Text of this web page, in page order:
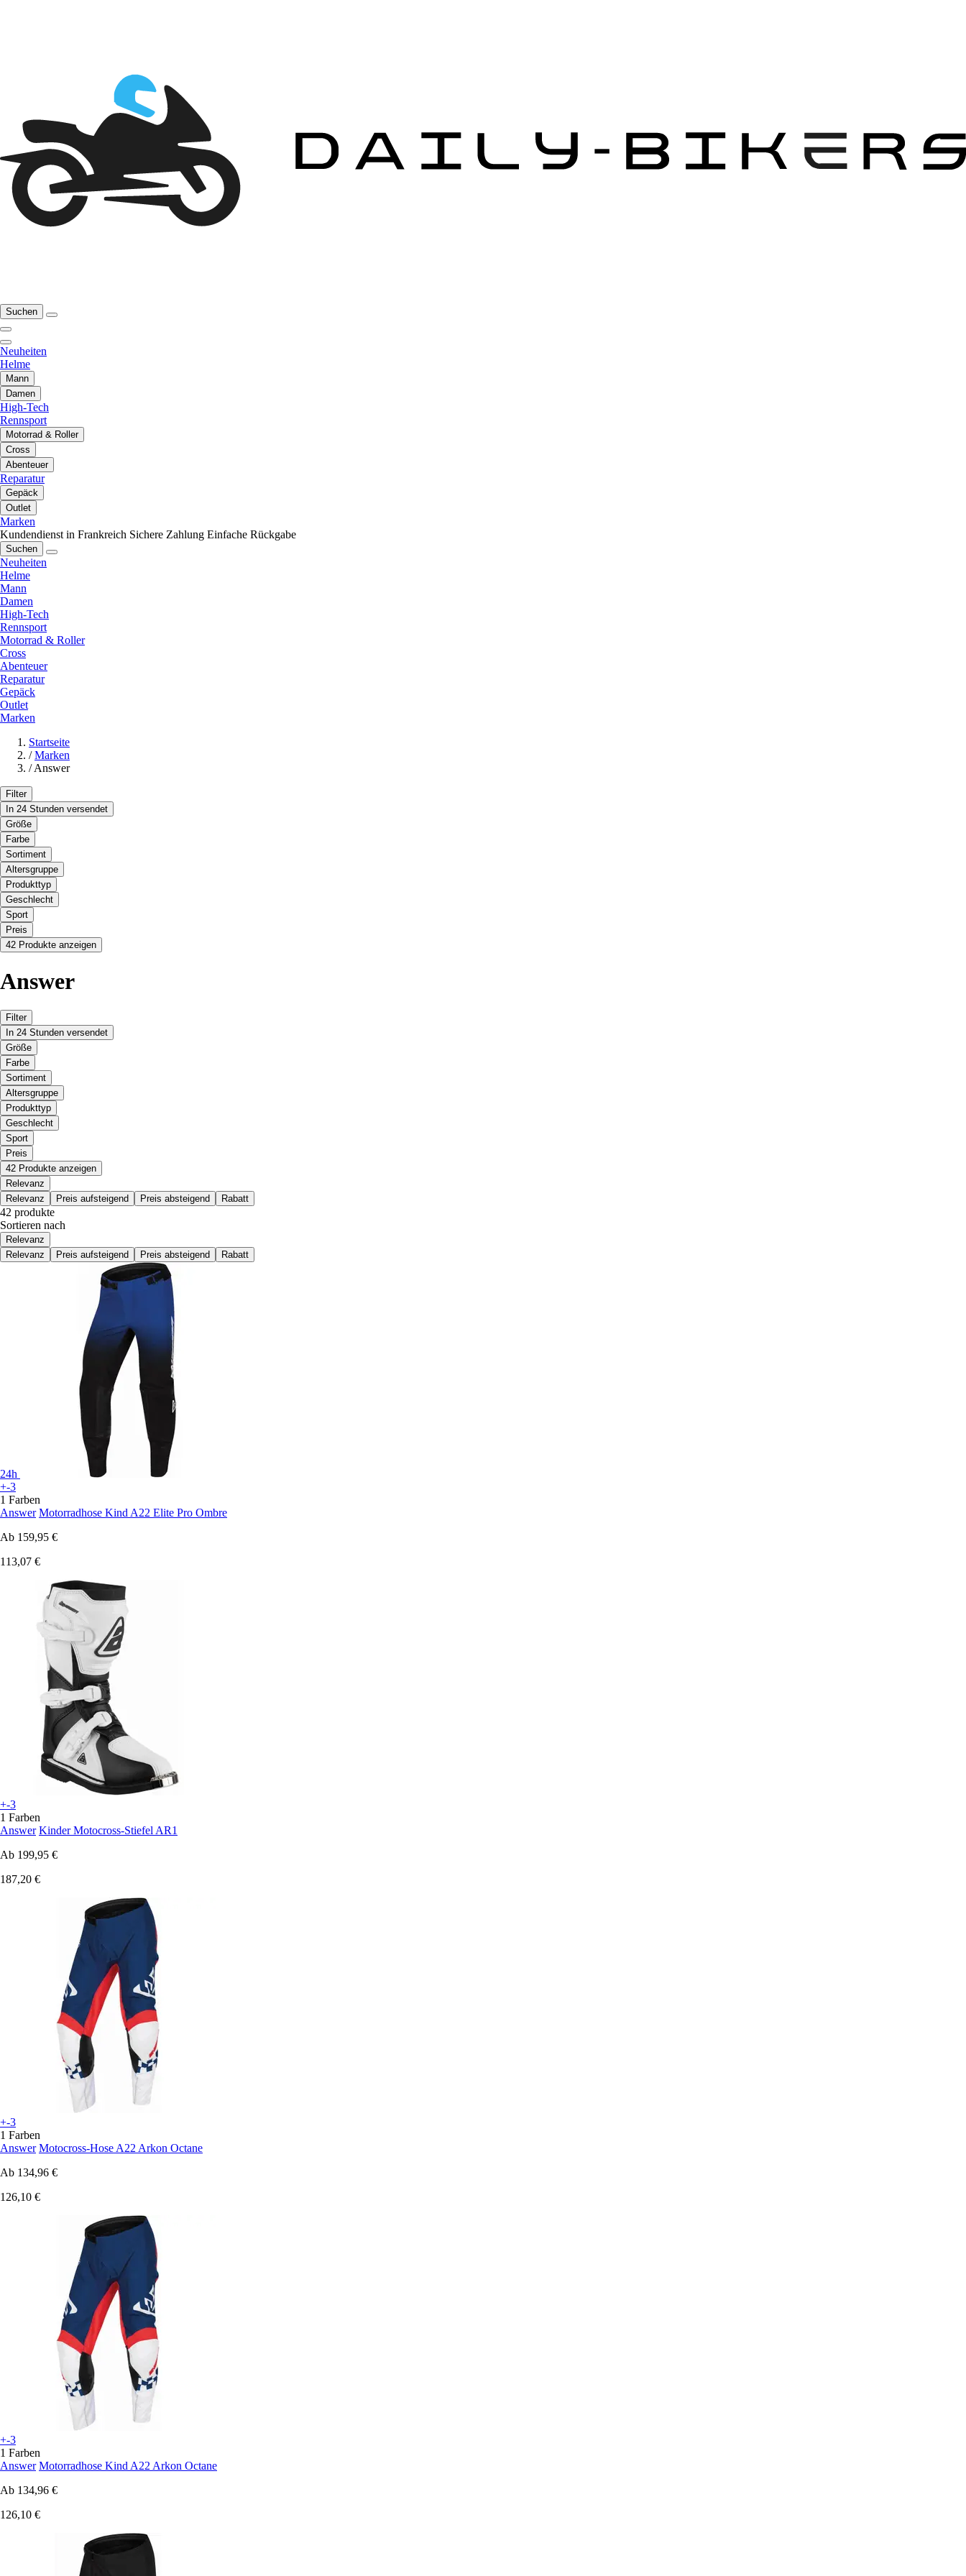
Suchen
Neuheiten
Helme
Mann
Damen
High-Tech
Rennsport
Motorrad & Roller
Cross
Abenteuer
Reparatur
Gepäck
Outlet
Marken
Kundendienst in Frankreich Sichere Zahlung Einfache Rückgabe
Suchen
Neuheiten
Helme
Mann
Damen
High-Tech
Rennsport
Motorrad & Roller
Cross
Abenteuer
Reparatur
Gepäck
Outlet
Marken
Startseite
/ Marken
/ Answer
Filter
In 24 Stunden versendet
Größe
Farbe
Sortiment
Altersgruppe
Produkttyp
Geschlecht
Sport
Preis
42 Produkte anzeigen
Answer
Filter
In 24 Stunden versendet
Größe
Farbe
Sortiment
Altersgruppe
Produkttyp
Geschlecht
Sport
Preis
42 Produkte anzeigen
Relevanz
Relevanz
Preis aufsteigend Preis absteigend Rabatt
42 produkte
Sortieren nach
Relevanz
Relevanz
Preis aufsteigend Preis absteigend Rabatt
24h
+-3
1 Farben
Answer Motorradhose Kind A22 Elite Pro Ombre
Ab 159,95 €
113,07 €
+-3
1 Farben
Answer Kinder Motocross-Stiefel AR1
Ab 199,95 €
187,20 €
+-3
1 Farben
Answer Motocross-Hose A22 Arkon Octane
Ab 134,96 €
126,10 €
+-3
1 Farben
Answer Motorradhose Kind A22 Arkon Octane
Ab 134,96 €
126,10 €